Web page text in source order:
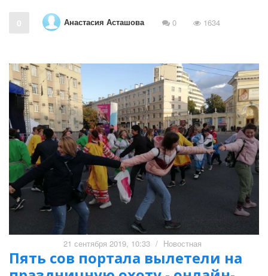
0 Анастасия Асташова 0 1634
21 сентября 2019, 10:33 / Новостная
Пять сов портала вылетели на